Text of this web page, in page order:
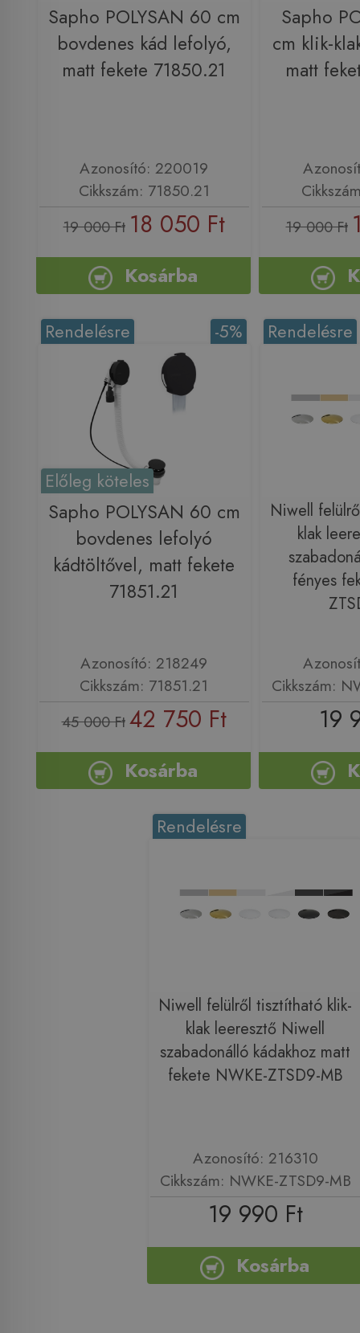
Sapho POLYSAN 60 cm
bovdenes kád lefolyó,
matt fekete 71850.21
Azonosító: 220019
Cikkszám: 71850.21
19 000 Ft 18 050 Ft
Kosárba
Sapho
cm klik-
matt
19 000 Ft
-5%
Rendelésre
Előleg köteles
Sapho POLYSAN 60 cm
bovdenes lefolyó
kádtöltővel, matt fekete
71851.21
Azonosító: 218249
Cikkszám: 71851.21
45 000 Ft 42 750 Ft
Kosárba
Rendelésre
Niwell
klak
fényes
Cikkszám:
19
Rendelésre
Niwell felülről tisztítható klik-
klak leeresztő Niwell
szabadonálló kádakhoz matt
fekete NWKE-ZTSD9-MB
Azonosító: 216310
Cikkszám: NWKE-ZTSD9-MB
19 990 Ft
Kosárba